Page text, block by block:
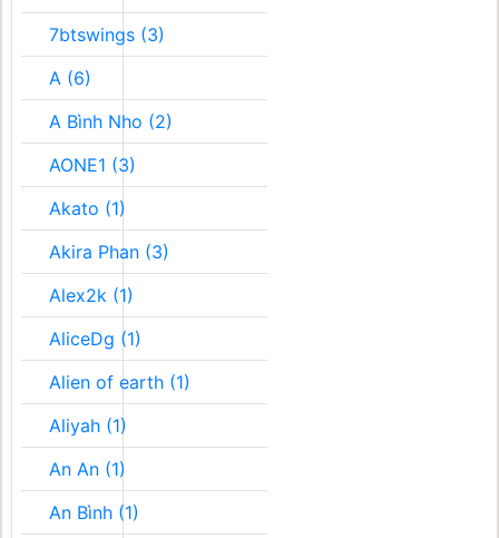
7btswings (3)
A (6)
A Bình Nho (2)
AONE1 (3)
Akato (1)
Akira Phan (3)
Alex2k (1)
AliceDg (1)
Alien of earth (1)
Aliyah (1)
An An (1)
An Bình (1)